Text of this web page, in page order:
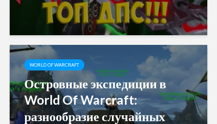
WORLD OF WARCRAFT
Островные экспедиции в
World Of Warcraft:
разнообразие случайных